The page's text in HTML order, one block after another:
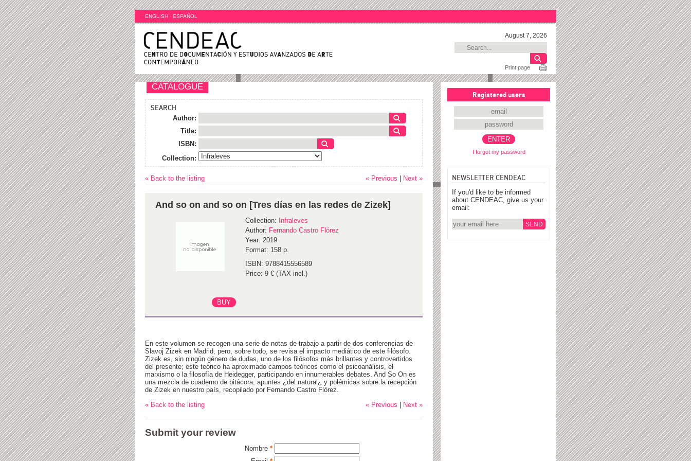
ENGLISH · ESPAÑOL
August 7, 2026
Print page
Registered users
I forgot my password
NEWSLETTER CENDEAC
If you'd like to be informed
about CENDEAC, give us your
email:
CATALOGUE
SEARCH
Author:
Title:
ISBN:
Collection:
« Back to the listing Next »
« Previous
And so on and so on [Tres días en las redes de Zizek]
Collection: Infraleves
Author: Fernando Castro Flórez
Year: 2019
Format: 158 p.
ISBN: 9788415556589
Price: 9 € (TAX incl.)
En este volumen se recogen una serie de notas de trabajo a partir de dos conferencias de
Slavoj Zizek en Madrid, pero, sobre todo, se revisa el impacto mediático de este filósofo.
Zizek es, sin ningún género de dudas, uno de los filósofos más brillantes y controvertidos
del presente; este teórico ha aproximado campos teóricos como el psicoanálisis, el
marxismo o la filosofía de Heidegger, participando en innumerables debates. And So On es
una mezcla de cuaderno de bitácora, apuntes ¿del natural¿ y polémicas sobre la recepción
de Zizek en nuestro país, recopilado por Fernando Castro Flórez.
« Back to the listing
Next »
« Previous
Submit your review
Nombre *